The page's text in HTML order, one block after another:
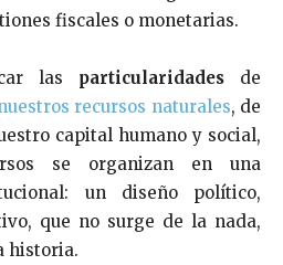
fiscales o monetarias.
las particularidades de
recursos naturales, de
capital humano y social,
se organizan en una
un diseño político,
que no surge de la nada,
historia.